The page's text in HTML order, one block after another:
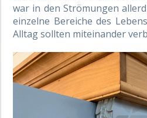
war in den Strömungen
einzelne Bereiche des
Alltag sollten miteinander